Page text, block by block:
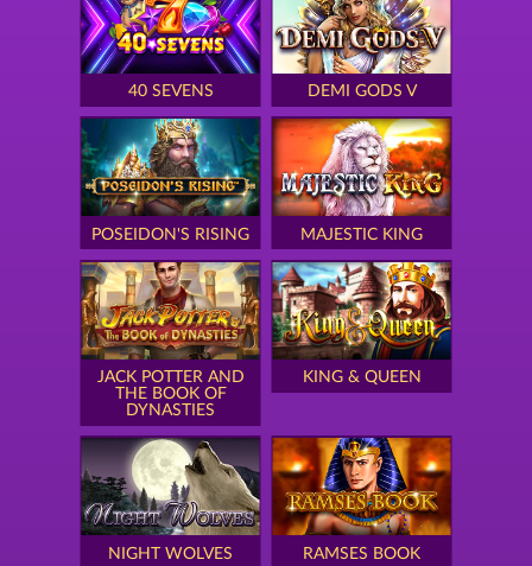
40 SEVENS DEMI GODS V
POSEIDON'S RISING MAJESTIC KING
JACK POTTER AND
THE BOOK OF
DYNASTIES
KING & QUEEN
NIGHT WOLVES RAMSES BOOK